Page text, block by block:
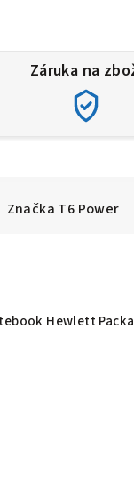
Záruka na
Značka T6 Power
Hewlett